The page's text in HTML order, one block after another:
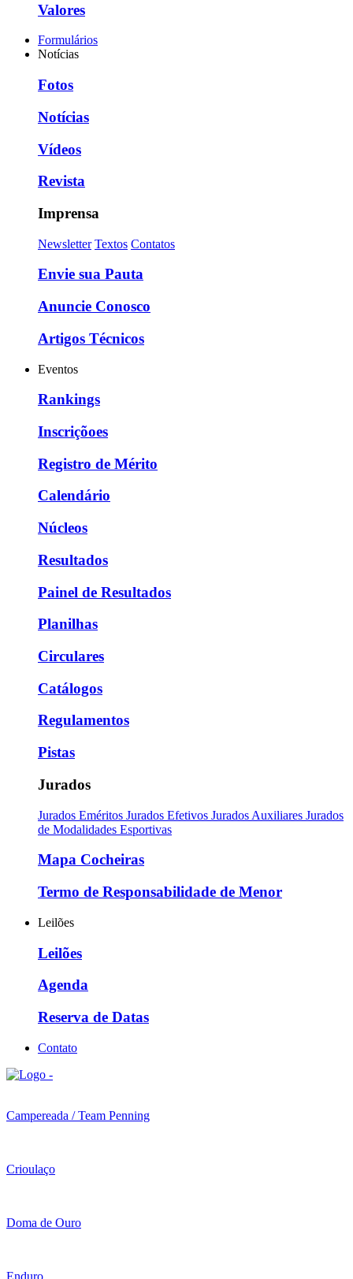
Valores
Formulários
Notícias
Fotos
Notícias
Vídeos
Revista
Imprensa
Newsletter Textos Contatos
Envie sua Pauta
Anuncie Conosco
Artigos Técnicos
Eventos
Rankings
Inscriçõoes
Registro de Mérito
Calendário
Núcleos
Resultados
Painel de Resultados
Planilhas
Circulares
Catálogos
Regulamentos
Pistas
Jurados
Jurados Eméritos Jurados Efetivos Jurados Auxiliares Jurados
de Modalidades Esportivas
Mapa Cocheiras
Termo de Responsabilidade de Menor
Leilões
Leilões
Agenda
Reserva de Datas
Contato
Campereada / Team Penning
Crioulaço
Doma de Ouro
Enduro